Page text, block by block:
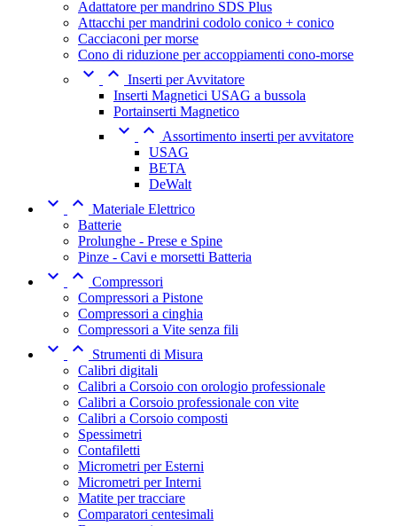
Adattatore per mandrino SDS Plus
Attacchi per mandrini codolo conico + conico
Cacciaconi per morse
Cono di riduzione per accoppiamenti cono-morse
  Inserti per Avvitatore
Inserti Magnetici USAG a bussola
Portainserti Magnetico
  Assortimento inserti per avvitatore
USAG
BETA
DeWalt
  Materiale Elettrico
Batterie
Prolunghe - Prese e Spine
Pinze - Cavi e morsetti Batteria
  Compressori
Compressori a Pistone
Compressori a cinghia
Compressori a Vite senza fili
 
Strumenti di Misura
Calibri digitali
Calibri a Corsoio con orologio professionale
Calibri a Corsoio professionale con vite
Calibri a Corsoio composti
Spessimetri
Contafiletti
Micrometri per Esterni
Micrometri per Interni
Matite per tracciare
Comparatori centesimali